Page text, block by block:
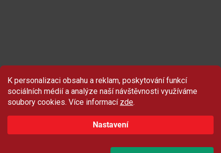
K personalizaci obsahu a reklam, poskytování funkcí
sociálních médií a analýze naší návštěvnosti využíváme
soubory cookies. Více informací zde.
Nastavení
Sleva 100 Kčna produkty značky Asist.